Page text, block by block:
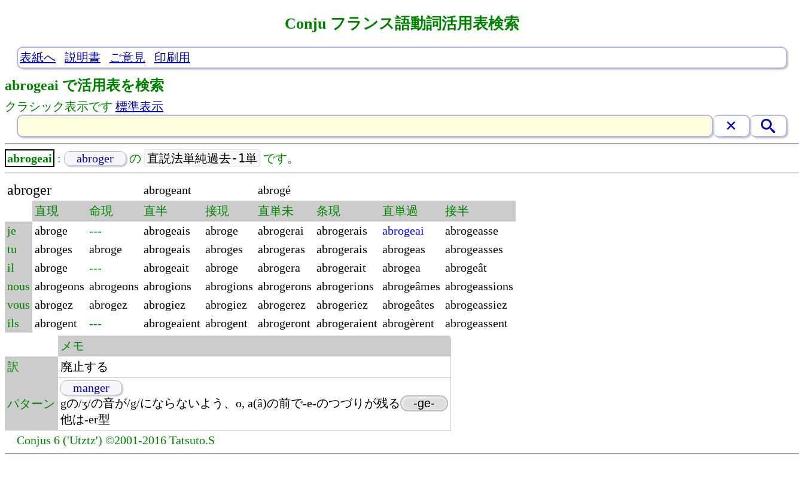
Conju フランス語動詞活用表検索
表紙へ 説明書 ご意見 印刷用
abrogeai で活用表を検索
クラシック表示です 標準表示
abrogeai : abroger の 直説法単純過去-1単 です。
abroger abrogeant
abrogé
直現
命現 直半 接現 直単未 条現 直単過
接半
je
abroge --- abrogeais abroge abrogerai abrogerais abrogeai
abrogeasse
tu
abroges abroge abrogeais abroges abrogeras abrogerais abrogeas
abrogeasses
il
abroge --- abrogeait abroge abrogera abrogerait abrogea
abrogeât
nous abrogeons abrogeons abrogions abrogions abrogerons abrogerions abrogeâmes abrogeassions
vous abrogez abrogez abrogiez abrogiez abrogerez abrogeriez abrogeâtes
abrogeassiez
ils
abrogent --- abrogeaient abrogent abrogeront abrogeraient abrogèrent
abrogeassent
メモ
訳
廃止する
パターン
manger
gの/ʒ/の音が/g/にならないよう、o, a(â)の前で-e-のつづりが残る
-ge-
他は-er型
Conjus 6 ('Utztz') ©2001-2016 Tatsuto.S